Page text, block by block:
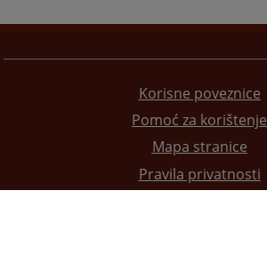
Korisne poveznice
Pomoć za korištenje
Mapa stranice
Pravila privatnosti